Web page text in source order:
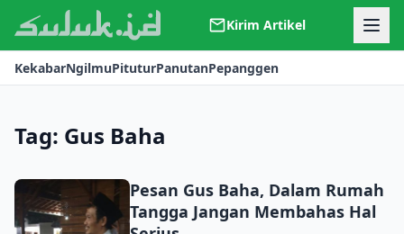
Kirim Artikel
Kerjasama
Kontak
KekabarNgilmuPituturPanutanPepanggen
Tag: Gus Baha
Pesan Gus Baha, Dalam Rumah
Tangga Jangan Membahas Hal